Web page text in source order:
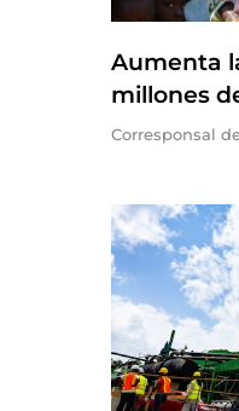
Aumenta
millones
Corresponsal